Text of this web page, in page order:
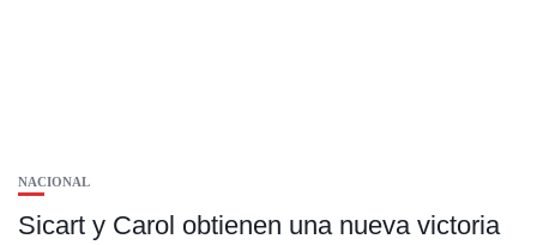
NACIONAL
Sicart y Carol obtienen una nueva victoria